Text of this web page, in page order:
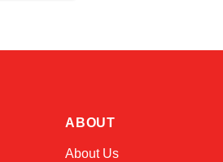
ABOUT
About Us